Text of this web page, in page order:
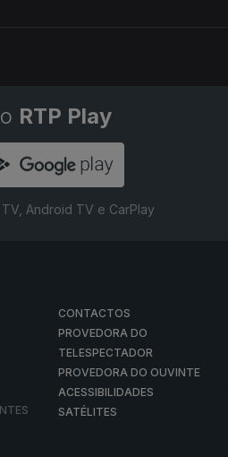
RTP Play
Android TV e CarPlay
CONTACTOS
PROVEDORA DO
TELESPECTADOR
PROVEDORA DO OUVINTE
ACESSIBILIDADES
SATÉLITES